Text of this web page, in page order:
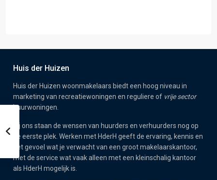
Huis der Huizen
Huis der Huizen woonmakelaars biedt een hoog niveau in
marketing van recreatiewoningen en reguliere of vrije sector
huurwoningen.
Bij ons staan de wensen van huurders en verhuurders nog op
de eerste plek. Werken met HderH geeft de ervaring, kennis en
het gevoel wat je verwacht van een groot makelaarskantoor,
met de service wat vaak alleen met een kleinschalig kantoor
als HderH mogelijk is.